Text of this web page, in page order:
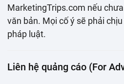
MarketingTrips.com nếu
văn bản. Mọi cố ý sẽ phải
pháp luật.
Liên hệ quảng cáo (For